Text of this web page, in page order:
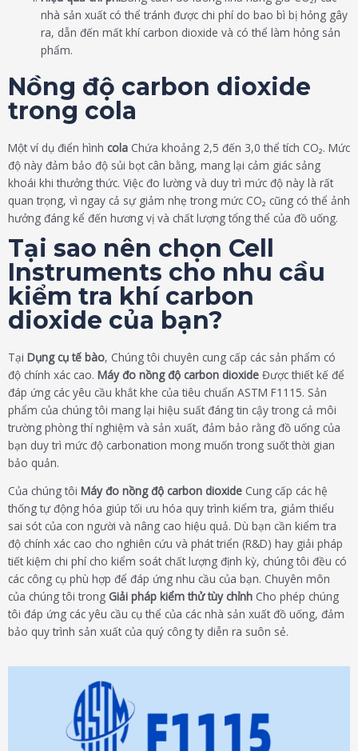
nhà sản xuất có thể tránh được chi phí do bao bì bị hỏng gây
ra, dẫn đến mất khí carbon dioxide và có thể làm hỏng sản
phẩm.
Nồng độ carbon dioxide
trong cola
Một ví dụ điển hình cola Chứa khoảng 2,5 đến 3,0 thể tích CO₂. Mức
độ này đảm bảo độ sủi bọt cân bằng, mang lại cảm giác sảng
khoái khi thưởng thức. Việc đo lường và duy trì mức độ này là rất
quan trọng, vì ngay cả sự giảm nhẹ trong mức CO₂ cũng có thể ảnh
hưởng đáng kể đến hương vị và chất lượng tổng thể của đồ uống.
Tại sao nên chọn Cell
Instruments cho nhu cầu
kiểm tra khí carbon
dioxide của bạn?
Tại Dụng cụ tế bào, Chúng tôi chuyên cung cấp các sản phẩm có
độ chính xác cao. Máy đo nồng độ carbon dioxide Được thiết kế để
đáp ứng các yêu cầu khắt khe của tiêu chuẩn ASTM F1115. Sản
phẩm của chúng tôi mang lại hiệu suất đáng tin cậy trong cả môi
trường phòng thí nghiệm và sản xuất, đảm bảo rằng đồ uống của
bạn duy trì mức độ carbonation mong muốn trong suốt thời gian
bảo quản.
Của chúng tôi Máy đo nồng độ carbon dioxide Cung cấp các hệ
thống tự động hóa giúp tối ưu hóa quy trình kiểm tra, giảm thiểu
sai sót của con người và nâng cao hiệu quả. Dù bạn cần kiểm tra
độ chính xác cao cho nghiên cứu và phát triển (R&D) hay giải pháp
tiết kiệm chi phí cho kiểm soát chất lượng định kỳ, chúng tôi đều có
các công cụ phù hợp để đáp ứng nhu cầu của bạn. Chuyên môn
của chúng tôi trong Giải pháp kiểm thử tùy chỉnh Cho phép chúng
tôi đáp ứng các yêu cầu cụ thể của các nhà sản xuất đồ uống, đảm
bảo quy trình sản xuất của quý công ty diễn ra suôn sẻ.